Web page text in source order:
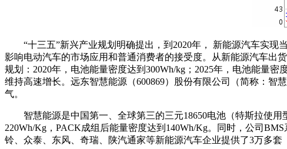
“十三五”新兴产业规划明确提出，到2020年， 新能源汽车实
影响电动汽车的市场应用和普通消费者的接受度。从新能源汽车出
规划：2020年，电池能量密度达到300Wh/kg；2025年，电池能量
维持高速增长。远东智慧能源（600869）股份有限公司（简称：智
气。
智慧能源是中国第一、全球第三的三元18650电池（特斯拉使
220Wh/Kg，PACK成组后能量密度达到140Wh/Kg。同时，公司
铃、众泰、东风、奇瑞、陕汽通家等新能源汽车企业提供了3万多